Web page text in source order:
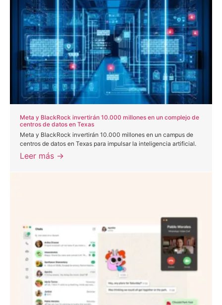
Meta y BlackRock invertirán 10.000 millones en un complejo de
centros de datos en Texas
Meta y BlackRock invertirán 10.000 millones en un campus de
centros de datos en Texas para impulsar la inteligencia artificial.
Leer más →